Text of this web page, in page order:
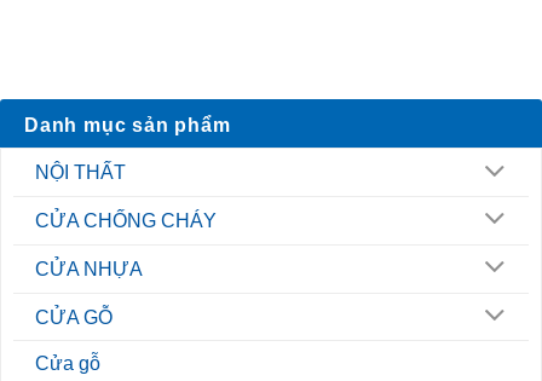
Danh mục sản phẩm
NỘI THẤT
CỬA CHỐNG CHÁY
CỬA NHỰA
CỬA GỖ
Cửa gỗ